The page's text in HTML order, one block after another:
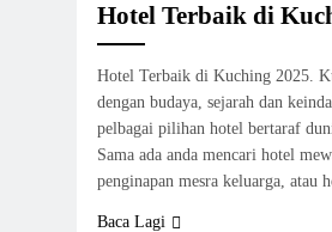
Hotel Terbaik di
Hotel Terbaik di Kuching 2025.
dengan budaya, sejarah dan
pelbagai pilihan hotel bertaraf
Sama ada anda mencari hotel
penginapan mesra keluarga,
Baca Lagi